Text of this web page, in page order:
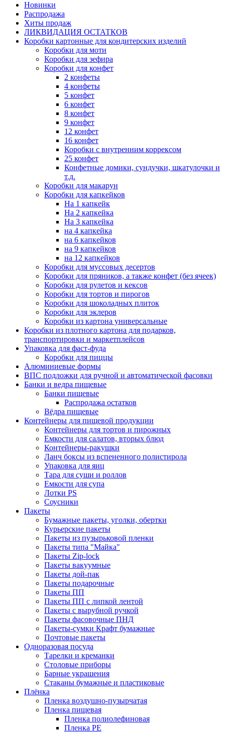
Новинки
Распродажа
Хиты продаж
ЛИКВИДАЦИЯ ОСТАТКОВ
Коробки картонные для кондитерских изделий
Коробки для моти
Коробки для зефира
Коробки для конфет
2 конфеты
4 конфеты
5 конфет
6 конфет
8 конфет
9 конфет
12 конфет
16 конфет
Коробки с внутренним коррексом
25 конфет
Конфетные домики, сундучки, шкатулочки и
т.д.
Коробки для макарун
Коробки для капкейков
На 1 капкейк
На 2 капкейка
На 3 капкейка
на 4 капкейка
на 6 капкейков
на 9 капкейков
на 12 капкейков
Коробки для муссовых десертов
Коробки для пряников, а также конфет (без ячеек)
Коробки для рулетов и кексов
Коробки для тортов и пирогов
Коробки для шоколадных плиток
Коробки для эклеров
Коробки из картона универсальные
Коробки из плотного картона для подарков,
транспортировки и маркетплейсов
Упаковка для фаст-фуда
Коробки для пиццы
Алюминиевые формы
ВПС подложки для ручной и автоматической фасовки
Банки и ведра пищевые
Банки пищевые
Распродажа остатков
Вёдра пищевые
Контейнеры для пищевой продукции
Контейнеры для тортов и пирожных
Емкости для салатов, вторых блюд
Контейнеры-ракушки
Ланч боксы из вспененного полистирола
Упаковка для яиц
Тара для суши и роллов
Емкости для супа
Лотки PS
Соусники
Пакеты
Бумажные пакеты, уголки, обертки
Курьерские пакеты
Пакеты из пузырьковой пленки
Пакеты типа "Майка"
Пакеты Zip-lock
Пакеты вакуумные
Пакеты дой-пак
Пакеты подарочные
Пакеты ПП
Пакеты ПП с липкой лентой
Пакеты с вырубной ручкой
Пакеты фасовочные ПНД
Пакеты-сумки Крафт бумажные
Почтовые пакеты
Одноразовая посуда
Тарелки и креманки
Столовые приборы
Барные украшения
Стаканы бумажные и пластиковые
Плёнка
Пленка воздушно-пузырчатая
Пленка пищевая
Пленка полиолефиновая
Пленка PE